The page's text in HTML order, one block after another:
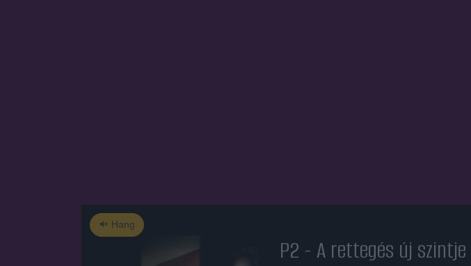
Hang
P2 - A rettegés új szintje